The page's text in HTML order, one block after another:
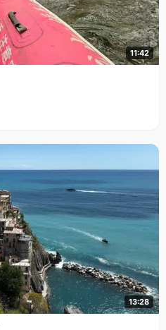
11:42
13:28